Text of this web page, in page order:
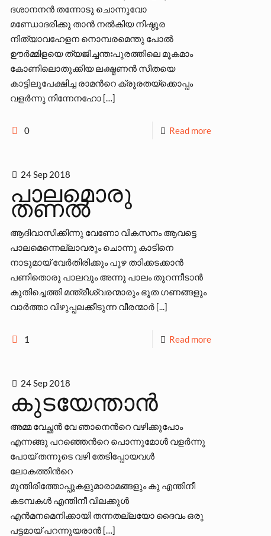
ദശാനനന്‍ തന്നോടു ചൊന്നുവോ
മണ്ഡോദരിക്കു താന്‍ നല്‍കിയ നിഷ്ഠൂര
നിത്യാവഹേളന നൊമ്പരമെന്തു പോല്‍
ഊര്‍മ്മിളയെ ത്യജിച്ചന്തഃപുരത്തിലെ മൂകമാം
കോണിലൊതുക്കിയ ലക്ഷ്മണന്‍ സീതയെ
കാട്ടിലുപേക്ഷിച്ച രാമന്‍റെ ക്രൂരതയ്ക്കൊപ്പം
വളര്‍ന്നു നിന്നേനഹോ […]
0 Read more
24 Sep 2018
പാലമൊരു
തണല്‍
ആദിവാസിക്കിന്നു വേണോ വികസനം ആവട്ടെ
പാലമെന്നെല്ലാവരും ചൊന്നു കാടിനെ
നാടുമായ് വേര്‍തിരിക്കും പുഴ താിക്കടക്കാന്‍
പണിതൊരു പാലവും അന്നു പാലം തുറന്നീടാന്‍
കുതിച്ചെത്തി മന്ത്രീശ്വരന്മാരും ഭൂത ഗണങ്ങളും
വാര്‍ത്താ വിഴുപ്പലക്കീടുന്ന വീരന്മാര്‍ [...]
1 Read more
24 Sep 2018
കുടയേന്താന്‍
അമ്മ വേച്ഛന്‍ വേ ഞാനെന്‍റെ വഴിക്കുപോം
എന്നങ്ങു പറഞ്ഞെന്‍റെ പൊന്നുമോള്‍ വളര്‍ന്നു
പോയ് തന്നുടെ വഴി തേടിപ്പോയവള്‍
ലോകത്തിന്‍റെ
മുന്തിരിത്തോപ്പുകളുമാരാമങ്ങളും കു എന്തിനീ
കടമ്പകള്‍ എന്തിനീ വിലക്കുള്‍
എന്‍മനമെനിക്കായി തന്നതല്ലയോ ദൈവം ഒരു
പട്ടമായ് പറന്നുയരാന്‍ […]